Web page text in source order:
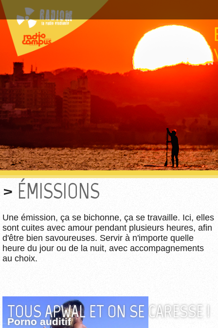
ÉMISSIONS
Une émission, ça se bichonne, ça se travaille. Ici, elles
sont cuites avec amour pendant plusieurs heures, afin
d'être bien savoureuses. Servir à n'importe quelle
heure du jour ou de la nuit, avec accompagnements
au choix.
TOUS APWAL ET ON SE CARESSE !
Porno auditif
Pas
programmé